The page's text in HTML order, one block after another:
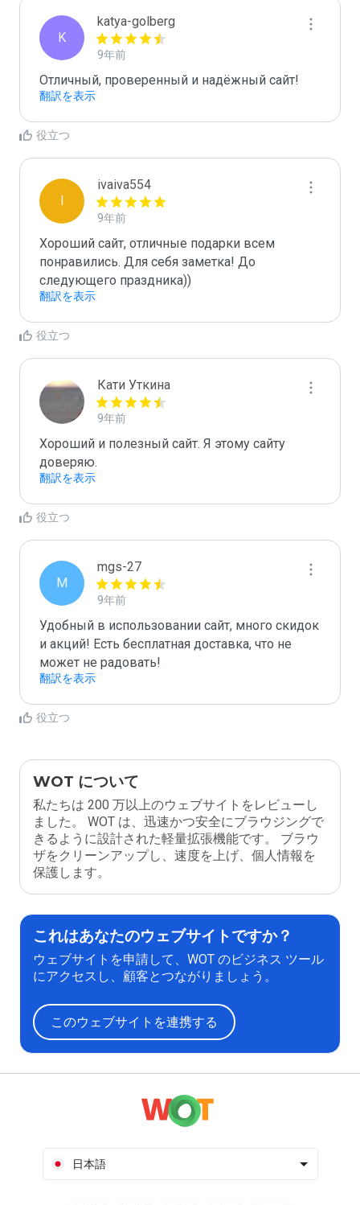
K
katya-golberg
9年前
Отличный, проверенный и надёжный сайт!
翻訳を表示
役立つ
I
ivaiva554
9年前
Хороший сайт, отличные подарки всем
понравились. Для себя заметка! До
следующего праздника))
翻訳を表示
役立つ
Кати Уткина
9年前
Хороший и полезный сайт. Я этому сайту
доверяю.
翻訳を表示
役立つ
M
mgs-27
9年前
Удобный в использовании сайт, много скидок
и акций! Есть бесплатная доставка, что не
может не радовать!
翻訳を表示
役立つ
WOT について
私たちは 200 万以上のウェブサイトをレビューし
ました。 WOT は、迅速かつ安全にブラウジングで
きるように設計された軽量拡張機能です。 ブラウ
ザをクリーンアップし、速度を上げ、個人情報を
保護します。
これはあなたのウェブサイトですか？
ウェブサイトを申請して、WOT のビジネス ツール
にアクセスし、顧客とつながりましょう。
このウェブサイトを連携する
日本語